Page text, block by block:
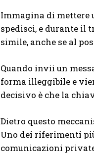
Immagina di mettere
spedisci, e durante il
simile, anche se al
Quando invii un
forma illeggibile e
decisivo è che la
Dietro questo
Uno dei riferimenti
comunicazioni